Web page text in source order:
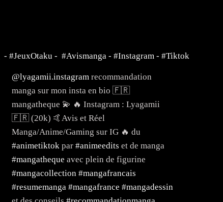
- #JeuxOtaku - #Avismanga - #Instagram - #Tiktok
@lyagamii.instagram recommandation
manga sur mon insta en bio 🇫🇷
mangatheque 💫 🔥 Instagram : Lyagamii
🇫🇷 (20k) 🤙Avis et Réel
Manga/Anime/Gaming sur IG 🔥 du
#animetiktok par #animeedits et de manga
#mangatheque avec plein de figurine
#mangacollection #mangafrancais
#resumemanga #mangafrance #mangadessin